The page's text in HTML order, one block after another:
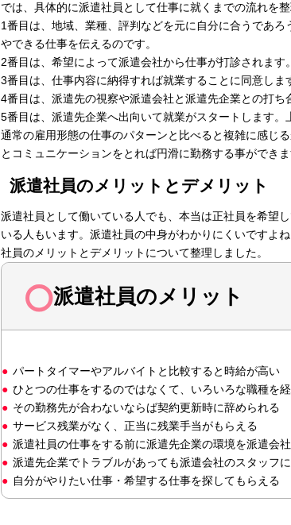
では、具体的に派遣社員として仕事に就くまでの流れを整
1番目は、地域、業種、評判などを元に自分に合うであ
やできる仕事を伝えるのです。
2番目は、希望によって派遣会社から仕事が打診されます
3番目は、仕事内容に納得すれば就業することに同意しま
4番目は、派遣先の視察や派遣会社と派遣先企業との打ち
5番目は、派遣先企業へ出向いて就業がスタートします。
通常の雇用形態の仕事のパターンと比べると複雑に感じ
とコミュニケーションをとれば円滑に勤務する事ができま
派遣社員のメリットとデメリット
派遣社員として働いている人でも、本当は正社員を希望
いる人もいます。派遣社員の中身がわかりにくいですよ
社員のメリットとデメリットについて整理しました。
派遣社員のメリット
パートタイマーやアルバイトと比較すると時給が高い
ひとつの仕事をするのではなくて、いろいろな職種を
その勤務先が合わないならば契約更新時に辞められる
サービス残業がなく、正当に残業手当がもらえる
派遣社員の仕事をする前に派遣先企業の環境を派遣会
派遣先企業でトラブルがあっても派遣会社のスタッフ
自分がやりたい仕事・希望する仕事を探してもらえる